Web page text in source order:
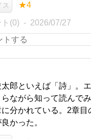
ス ★4
ト(0) 2026/07/27
郎といえば「詩」。
らながら知って読んで
分かれている。2章目
かった。